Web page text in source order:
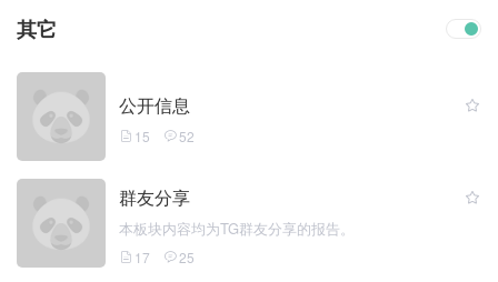
其它
公开信息
15 52
群友分享
本板块内容均为TG群友分享的报告。
17 25